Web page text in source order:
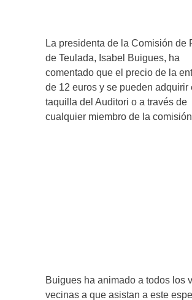
La presidenta de la Comisión de
de Teulada, Isabel Buigues, ha
comentado que el precio de la
de 12 euros y se pueden adquirir
taquilla del Auditori o a través de
cualquier miembro de la
Buigues ha animado a todos los
vecinas a que asistan a este